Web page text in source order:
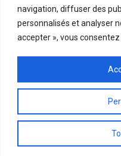
navigation, diffuser des
personnalisés et analyser
accepter », vous
10, rue Henri
Bossut
59100
© 2026 Amiot Arnoux